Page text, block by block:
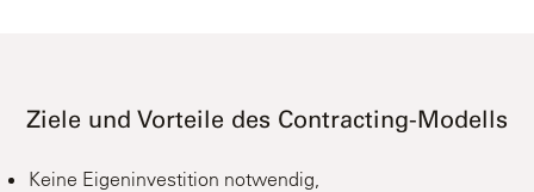
Ziele und Vorteile des Contracting-Modells
Keine Eigeninvestition notwendig,